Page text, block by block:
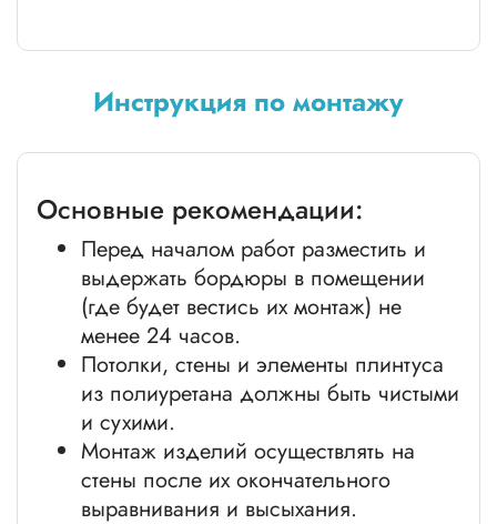
Инструкция по монтажу
Основные рекомендации:
Перед началом работ разместить и
выдержать бордюры в помещении
(где будет вестись их монтаж) не
менее 24 часов.
Потолки, стены и элементы плинтуса
из полиуретана должны быть чистыми
и сухими.
Монтаж изделий осуществлять на
стены после их окончательного
выравнивания и высыхания.